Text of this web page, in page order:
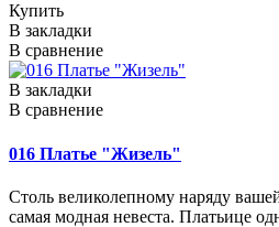
Купить
В закладки
В сравнение
В закладки
В сравнение
016 Платье "Жизель"
Столь великолепному наряду
самая модная невеста. Платьице